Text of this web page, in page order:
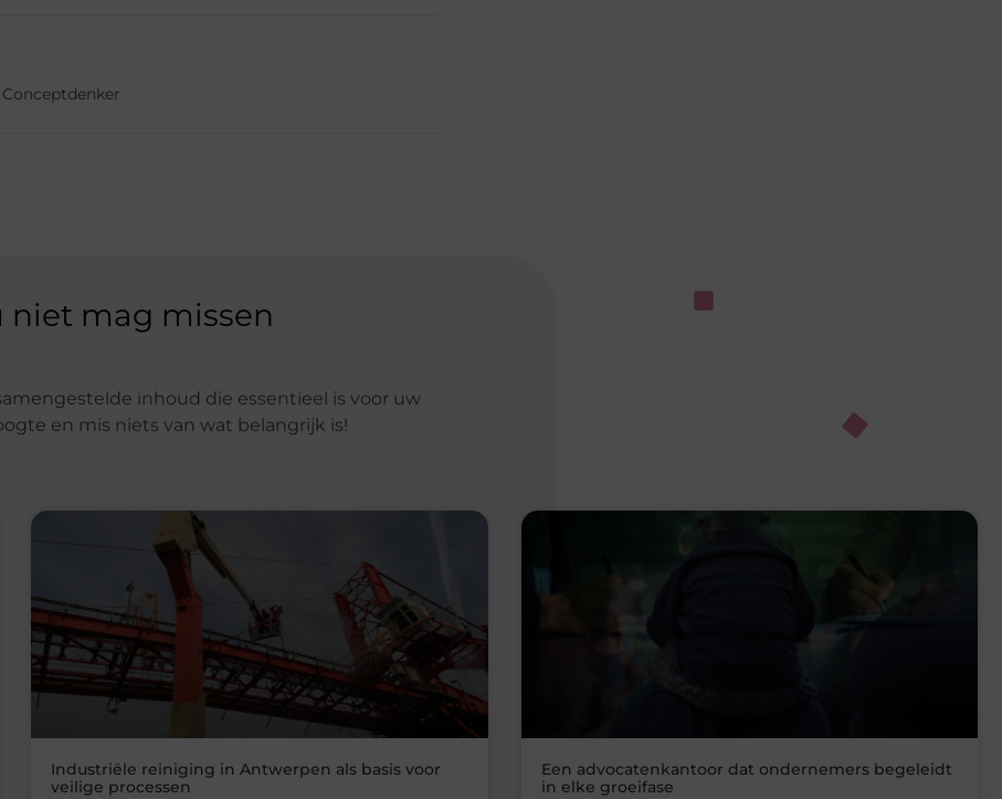
niet mag missen
inhoud die essentieel is voor uw
en mis niets van wat belangrijk is!
Industriële reiniging in Antwerpen als basis voor
veilige processen
Een advocatenkantoor dat ondernemers begeleidt
in elke groeifase